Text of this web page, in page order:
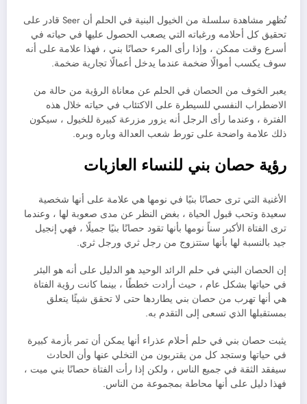
تُظهر مشاهدة سلسلة من الخيول البنية في الحلم أن Seer قادر على
تحقيق كل أحلامه ورغباته التي يصعب الحصول عليها في حياته في
أسرع وقت ممكن ، وإذا رأى المرء حصانًا بني ، فهذا علامة على أنه
سوف يكسب أموالًا ضخمة عندما يدخل أعمالًا تجارية ضخمة.
يعبر الخوف من الحصان في الحلم عن معاناة الرؤية من حالة من
الاضطراب النفسي للسيطرة على الاكتئاب في حياته خلال هذه
الفترة ، وعندما رأى الرجل أنه يزور مزرعة كبيرة للخيول ، سيكون
ذلك علامة واضحة على تورط شعب العدالة وباره وبره.
رؤية حصان بني للنساء العازبات
الأغنية التي ترى حصانًا بنيًا في نومها هي علامة على أنها شخصية
سعيدة وتحب قبول الحياة ، بغض النظر عن مدى صعوبة لها ، وعندما
ترى الفتاة الأكبر سناً نومها بأنها تقود حصانًا بنيًا جميلًا ، فهي إنجيل
جيد بالنسبة لها بأنها ستتزوج من رجل ثري ورجل ثري.
إن الحصان البني في حلم الرائد الوحيد هو الدليل على أنه هو البئر
في حياتها بشكل عام ، حيث أرادت خططًا ، بينما كانت رؤية الفتاة
هي أنها تهرب من حصان بني يطاردها حتى لا تحقق شيئًا يتعلق
بمستقبلها الذي تسعى إلى التقدم به.
يثبت حصان بني في حلم أحلام عذراء أنها يمكن أن تمر بأزمة كبيرة
في حياتها وستجد كل من يقتربون من التخلي عنها وأن الحادث
سيفقد الثقة في جميع الناس ، ولكن إذا رأت الفتاة حصانًا بني ميت ،
فهذا دليل على أنها محاطة بمجموعة من الناس.